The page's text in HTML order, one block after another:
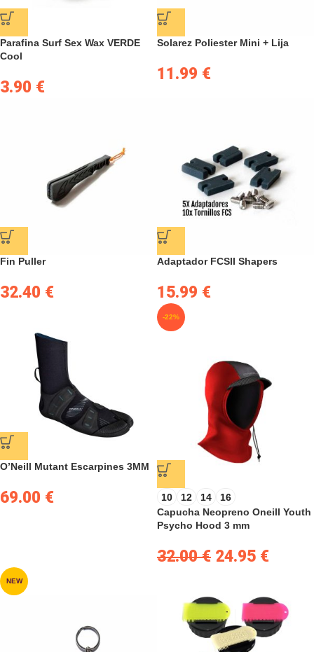
Parafina Surf Sex Wax VERDE
Cool
3.90 €
Solarez Poliester Mini + Lija
11.99 €
Fin Puller
32.40 €
Adaptador FCSII Shapers
15.99 €
O’Neill Mutant Escarpines 3MM
69.00 €
-22%
10 12 14
16
Capucha Neopreno Oneill Youth
Psycho Hood 3 mm
32.00€ 24.95 €
NEW